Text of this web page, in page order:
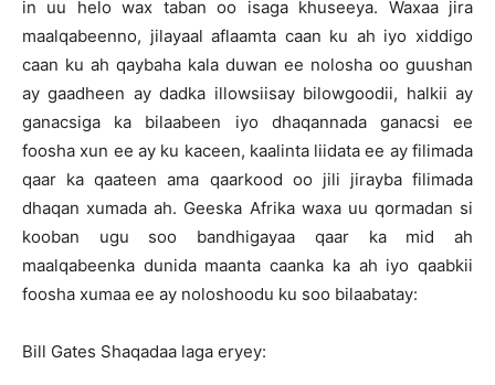
in uu helo wax taban oo isaga khuseeya. Waxaa jira
maalqabeenno, jilayaal aflaamta caan ku ah iyo xiddigo
caan ku ah qaybaha kala duwan ee nolosha oo guushan
ay gaadheen ay dadka illowsiisay bilowgoodii, halkii ay
ganacsiga ka bilaabeen iyo dhaqannada ganacsi ee
foosha xun ee ay ku kaceen, kaalinta liidata ee ay filimada
qaar ka qaateen ama qaarkood oo jili jirayba filimada
dhaqan xumada ah. Geeska Afrika waxa uu qormadan si
kooban ugu soo bandhigayaa qaar ka mid ah
maalqabeenka dunida maanta caanka ka ah iyo qaabkii
foosha xumaa ee ay noloshoodu ku soo bilaabatay:
Bill Gates Shaqadaa laga eryey: